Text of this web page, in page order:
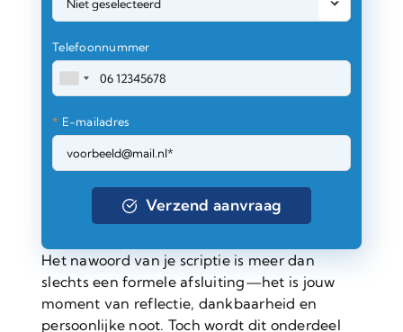
Het nawoord van je scriptie is meer dan
slechts een formele afsluiting—het is jouw
moment van reflectie, dankbaarheid en
persoonlijke noot. Toch wordt dit onderdeel
Telefoonnummer
* E-mailadres